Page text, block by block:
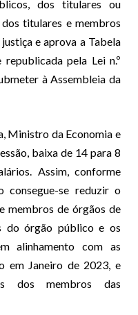
dos titulares ou
titulares e membros
e aprova a Tabela
pela Lei n.º
à Assembleia da
Ministro da Economia e
baixa de 14 para 8
Assim, conforme
consegue-se reduzir o
membros de órgãos de
do órgão público e os
alinhamento com as
em Janeiro de 2023, e
dos membros das